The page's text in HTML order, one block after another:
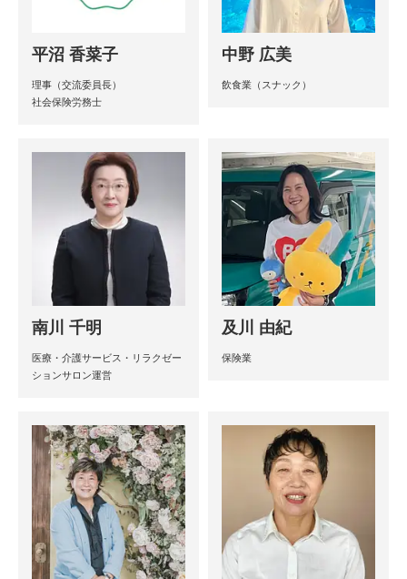
平沼 香菜子
理事（交流委員長）
社会保険労務士
中野 広美
飲食業（スナック）
南川 千明
医療・介護サービス・リラクゼー
ションサロン運営
及川 由紀
保険業